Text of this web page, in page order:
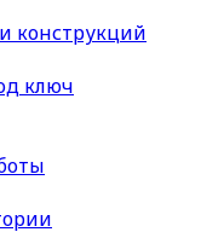
конструкций
ключ